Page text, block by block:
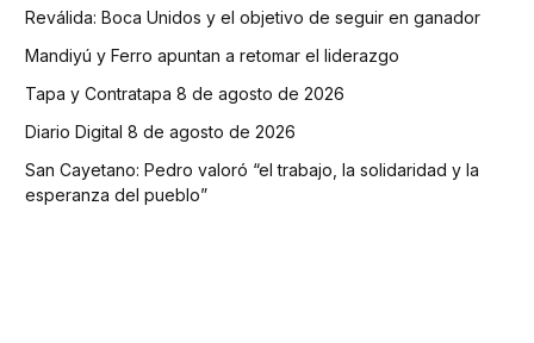
Reválida: Boca Unidos y el objetivo de seguir en ganador
Mandiyú y Ferro apuntan a retomar el liderazgo
Tapa y Contratapa 8 de agosto de 2026
Diario Digital 8 de agosto de 2026
San Cayetano: Pedro valoró “el trabajo, la solidaridad y la
esperanza del pueblo”